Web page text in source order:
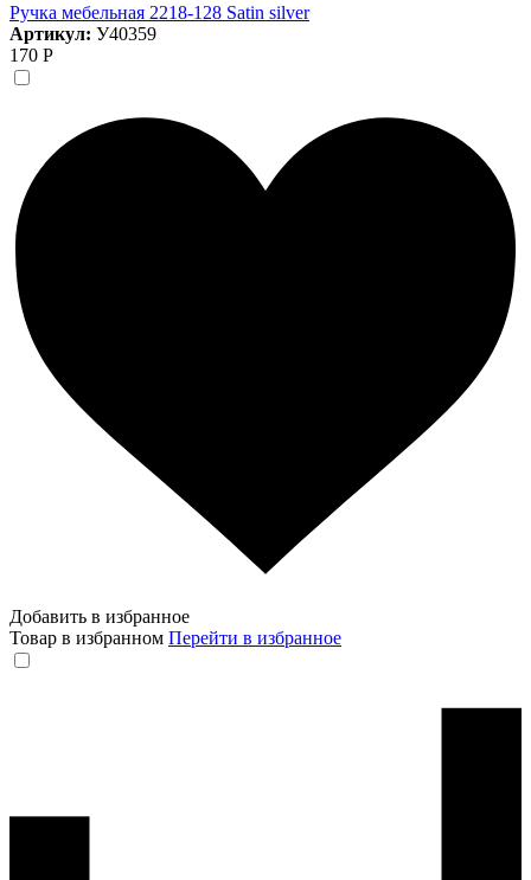
Ручка мебельная 2218-128 Satin silver
Артикул: У40359
170 Р
Добавить в избранное
Товар в избранном Перейти в избранное